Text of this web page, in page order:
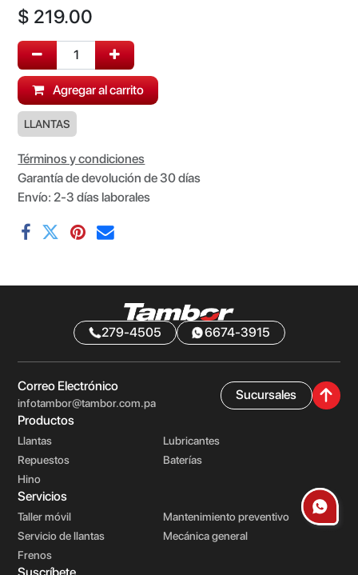
$ 219.00
Agregar al carrito
LLANTAS
Términos y condiciones
Garantía de devolución de 30 días
Envío: 2-3 días laborales
279-4505 6674-3915
Correo Electrónico
infotambor@tambor.com.pa
Sucursales
Productos
Llantas
Lubricantes
Repuestos
Baterías
Hino
Servicios
Taller móvil
Mantenimiento preventivo
Servicio de llantas
Mecánica general
Frenos